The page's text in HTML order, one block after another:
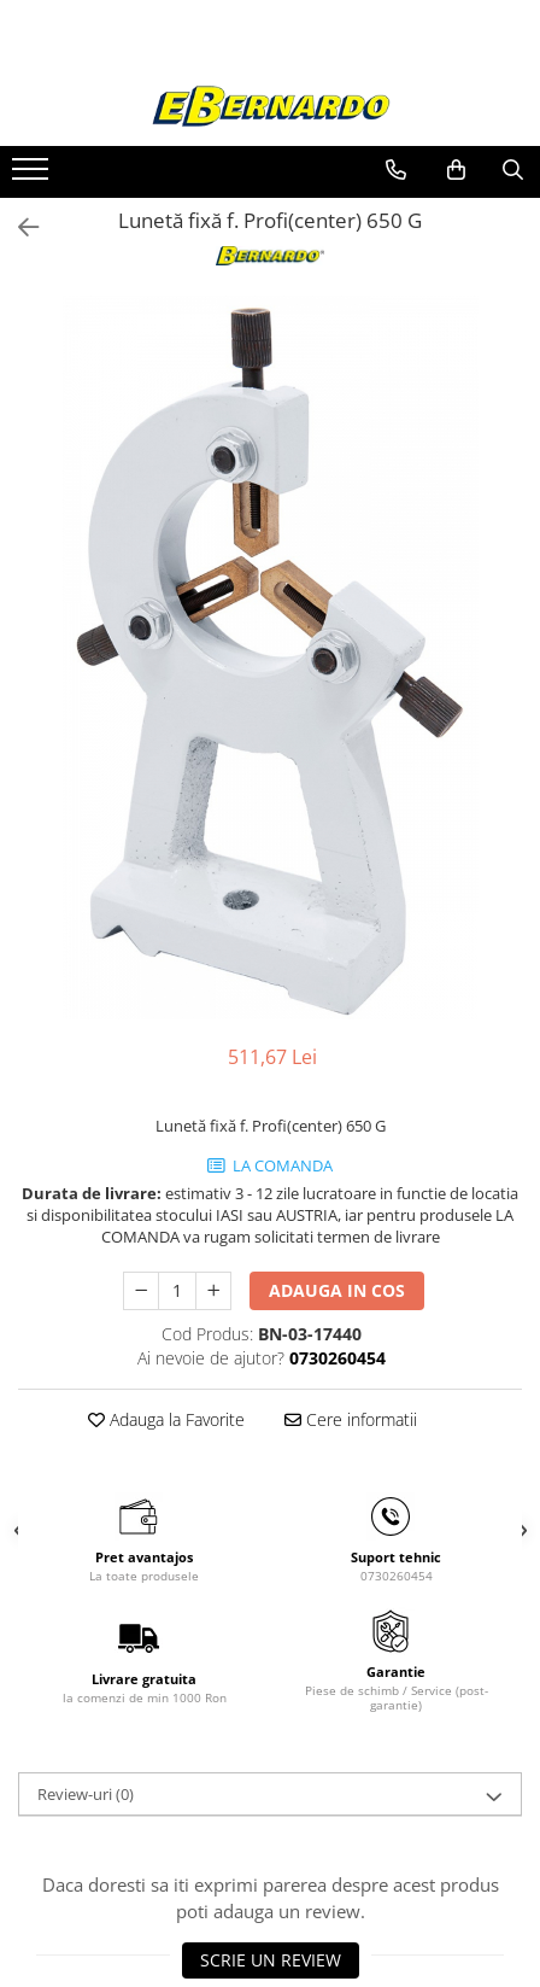
Prelucrare metal
Fierastraie pentru metal
Ferastraie mobile pentru metal
Fierastraie prelucrare metal
Ferastraie orizontale pentru metal
Dispozitive de sudare pentru panze
Ferastraie automate cu banda si
Ferastraie metal cu banda si taiere
dubla semiautomate
Ferastraie prelucrare metal cu
banda si taiere dubla
Ferastraie verticale
Strunguri pentru metal
Strunguri CNC
Strunguri cu cutie de viteze
Strunguri cu surub de ghidare
Strunguri de precizie
Strunguri metal cu freza
Strunguri universale
Strunguri universale cu afisaj
Strunguri universale cu viteza
Masini de gaurit - Vario - cu masa
Masini de gaurit cu angrenaj, masa
Masini de gaurit cu coloana
Masini de gaurit cu masa
Masini de gaurit cu stand si
Masini de gaurit radiale
Masini de gaurit si frezat
Masini de gaurit cu freza
Masini de frezat universale
Centre de prelucrare verticale CNC
Masini de frezat universale SERVO
Masini de frezat verticale
Masini de slefuit metal
Masini de lustruit
Masini de polizat bavuri cu perii
Masini de rectificat rotund
Masini de satinat
Masini de slefuit cu disc
Masini de slefuit cu mediu umed si
Lunetă fixă f. Profi(center) 650 G
511,67 Lei
Lunetă fixă f. Profi(center) 650 G
LA COMANDA
Durata de livrare: estimativ 3 - 12 zile lucratoare in functie de locatia
si disponibilitatea stocului IASI sau AUSTRIA, iar pentru produsele LA
COMANDA va rugam solicitati termen de livrare
ADAUGA IN COS
Cod Produs: BN-03-17440
Ai nevoie de ajutor? 0730260454
Adauga la Favorite Cere informatii
Pret avantajos
La toate produsele
Suport tehnic
0730260454
Livrare gratuita
la comenzi de min 1000 Ron
Garantie
Piese de schimb / Service (post-
garantie)
Review-uri(0)
Daca doresti sa iti exprimi parerea despre acest produs
poti adauga un review.
SCRIE UN REVIEW